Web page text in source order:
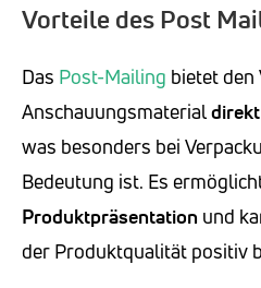
Vorteile des Post
Das Post-Mailing bietet den
Anschauungsmaterial
was besonders bei
Bedeutung ist. Es
Produktpräsentation und
der Produktqualität positiv